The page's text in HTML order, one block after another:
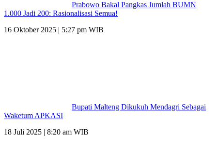
Prabowo Bakal Pangkas Jumlah BUMN
1.000 Jadi 200: Rasionalisasi Semua!
16 Oktober 2025 | 5:27 pm WIB
Bupati Malteng Dikukuh Mendagri Sebagai
Waketum APKASI
18 Juli 2025 | 8:20 am WIB